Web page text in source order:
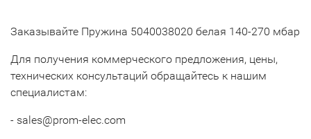
Заказывайте Пружина 5040038020 белая 140-270 мбар
Для получения коммерческого предложения, цены,
технических консультаций обращайтесь к нашим
специалистам:
- sales@prom-elec.com